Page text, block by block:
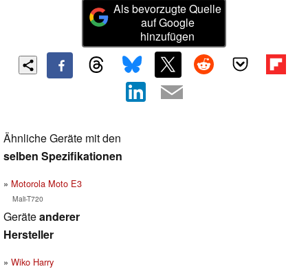
Als bevorzugte Quelle
auf Google
hinzufügen
Ähnliche Geräte mit den
selben Spezifikationen
Motorola Moto E3
Mali-T720
Geräteanderer
Hersteller
Wiko Harry